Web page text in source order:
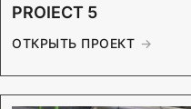
PROIECT 5
ОТКРЫТЬ ПРОЕКТ